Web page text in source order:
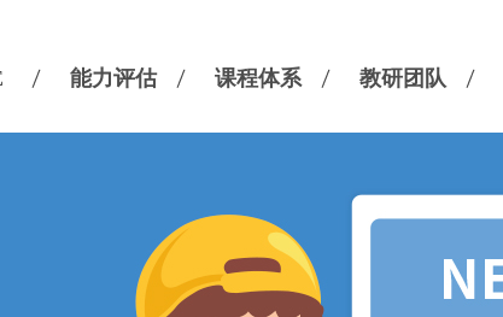
能力评估 课程体系 教研团队